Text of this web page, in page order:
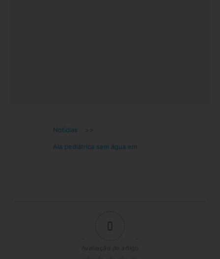
Notícias >>
Ala pediátrica sem água em
0
Avaliação do artigo